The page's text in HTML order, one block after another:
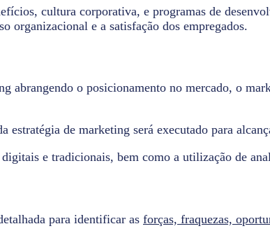
cultura corporativa, e programas de
organizacional e a satisfação dos empregados.
abrangendo o posicionamento no mercado, o
estratégia de marketing será executado para
e tradicionais, bem como a utilização de
para identificar as forças, fraquezas,